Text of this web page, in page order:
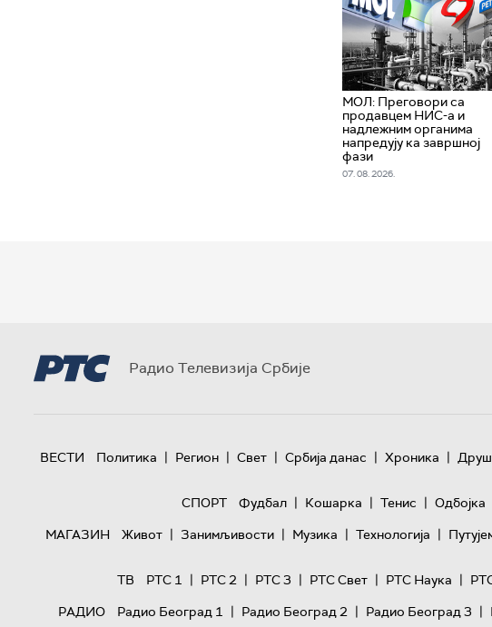
МОЛ: Преговори са
продавцем НИС-а и
надлежним органима
напредују ка завршној
фази
07. 08. 2026.
Радио Телевизија Србије
ВЕСТИ Политика | Регион | Свет | Србија данас | Хроника |
СПОРТ
Фудбал | Кошарка | Тенис | Одбојка
МАГАЗИН
Живот | Занимљивости | Музика | Технологијa |
ТВ
РТС 1 | РТС 2 | РТС 3 | РТС Свет | РТС Наука |
РАДИО
Радио Београд 1 | Радио Београд 2 | Радио Београд 3 |